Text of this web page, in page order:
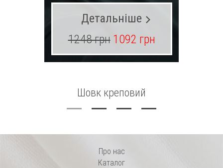
Шовк креповий
Детальніше
1248 грн 1092 грн
Про нас
Каталог